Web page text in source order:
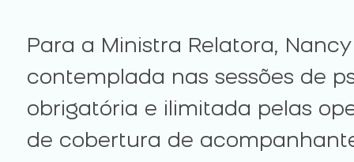
Para a Ministra Relatora,
contemplada nas sessões de
obrigatória e ilimitada pelas
de cobertura de